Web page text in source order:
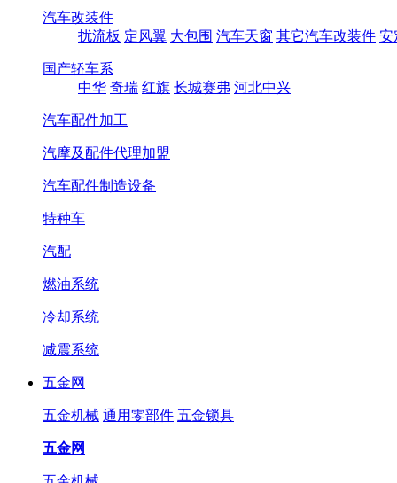
汽车改装件
扰流板 定风翼 大包围 汽车天窗 其它汽车改装件 安
国产轿车系
中华 奇瑞 红旗 长城赛弗 河北中兴
汽车配件加工
汽摩及配件代理加盟
汽车配件制造设备
特种车
汽配
燃油系统
冷却系统
减震系统
五金网
五金机械 通用零部件 五金锁具
五金网